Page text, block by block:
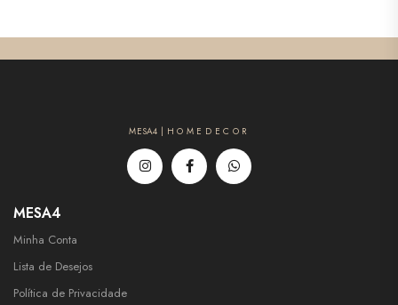
MESA4 | H O M E D E C O R
MESA4
Minha Conta
Lista de Desejos
Política de Privacidade